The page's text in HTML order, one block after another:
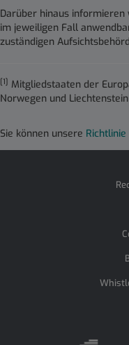
Darüber hinaus
im jeweiligen Fall
zuständigen
[1] Mitgliedstaaten der
Norwegen und Liechtenstein
Sie können unsere